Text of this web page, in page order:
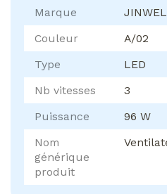
Marque
Couleur
A/02
Type
LED
Nb vitesses
3
Puissance
96 W
Nom
générique
produit